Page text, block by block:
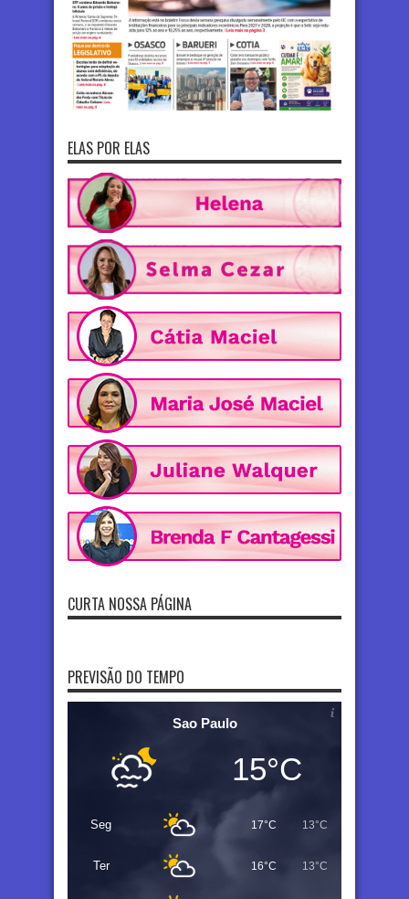
ELAS POR ELAS
CURTA NOSSA PÁGINA
PREVISÃO DO TEMPO
Sao Paulo
15°C
Seg 17°C 13°C
Ter 16°C 13°C